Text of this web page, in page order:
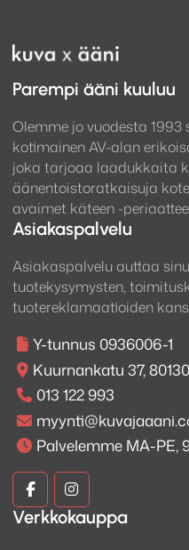
Parempi ääni kuuluu
Olemme jo vuodesta
kotimainen AV-alan
joka tarjoaa laadukkaita
äänentoistoratkaisuja
avaimet käteen -
Asiakaspalvelu
Asiakaspalvelu auttaa
tuotekysymysten,
tuotereklamaatioiden
Y-tunnus 0936006-1
Kuurnankatu 37,
013 122 993
Palvelemme MA-PE,
Kuva
ja
Kuva
ja
Verkkokauppa